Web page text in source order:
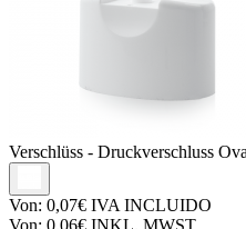
Verschlüss - Druckverschluss
Von: 0,07€ IVA INCLUIDO
Von: 0,06€ INKL. MWST